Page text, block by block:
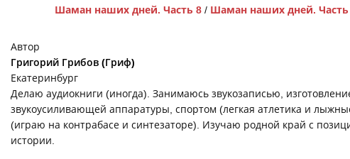
Шаман наших дней. Часть 8/ Шаман наших дней. Часть
Автор
Григорий Грибов (Гриф)
Екатеринбург
Делаю аудиокниги (иногда). Занимаюсь звукозаписью,
звукоусиливающей аппаратуры, спортом (легкая атлетика и
(играю на контрабасе и синтезаторе). Изучаю родной край с
истории.